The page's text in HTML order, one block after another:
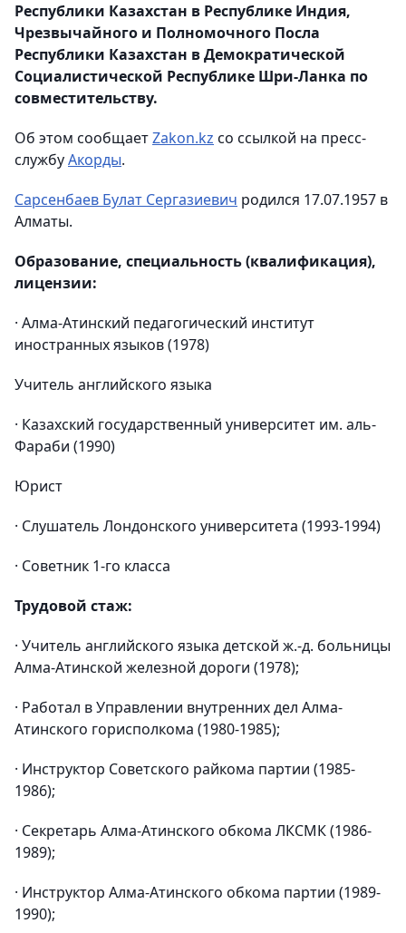
Республики Казахстан в Республике Индия,
Чрезвычайного и Полномочного Посла
Республики Казахстан в Демократической
Социалистической Республике Шри-Ланка по
совместительству.
Об этом сообщаетZakon.kz со ссылкой на пресс-
службуАкорды.
Сарсенбаев Булат Сергазиевич родился 17.07.1957 в
Алматы.
Образование, специальность (квалификация),
лицензии:
· Алма-Атинский педагогический институт
иностранных языков (1978)
Учитель английского языка
· Казахский государственный университет им. аль-
Фараби (1990)
Юрист
· Слушатель Лондонского университета (1993-1994)
· Советник 1-го класса
Трудовой стаж:
· Учитель английского языка детской ж.-д. больницы
Алма-Атинской железной дороги (1978);
· Работал в Управлении внутренних дел Алма-
Атинского горисполкома (1980-1985);
· Инструктор Советского райкома партии (1985-
1986);
· Секретарь Алма-Атинского обкома ЛКСМК (1986-
1989);
· Инструктор Алма-Атинского обкома партии (1989-
1990);